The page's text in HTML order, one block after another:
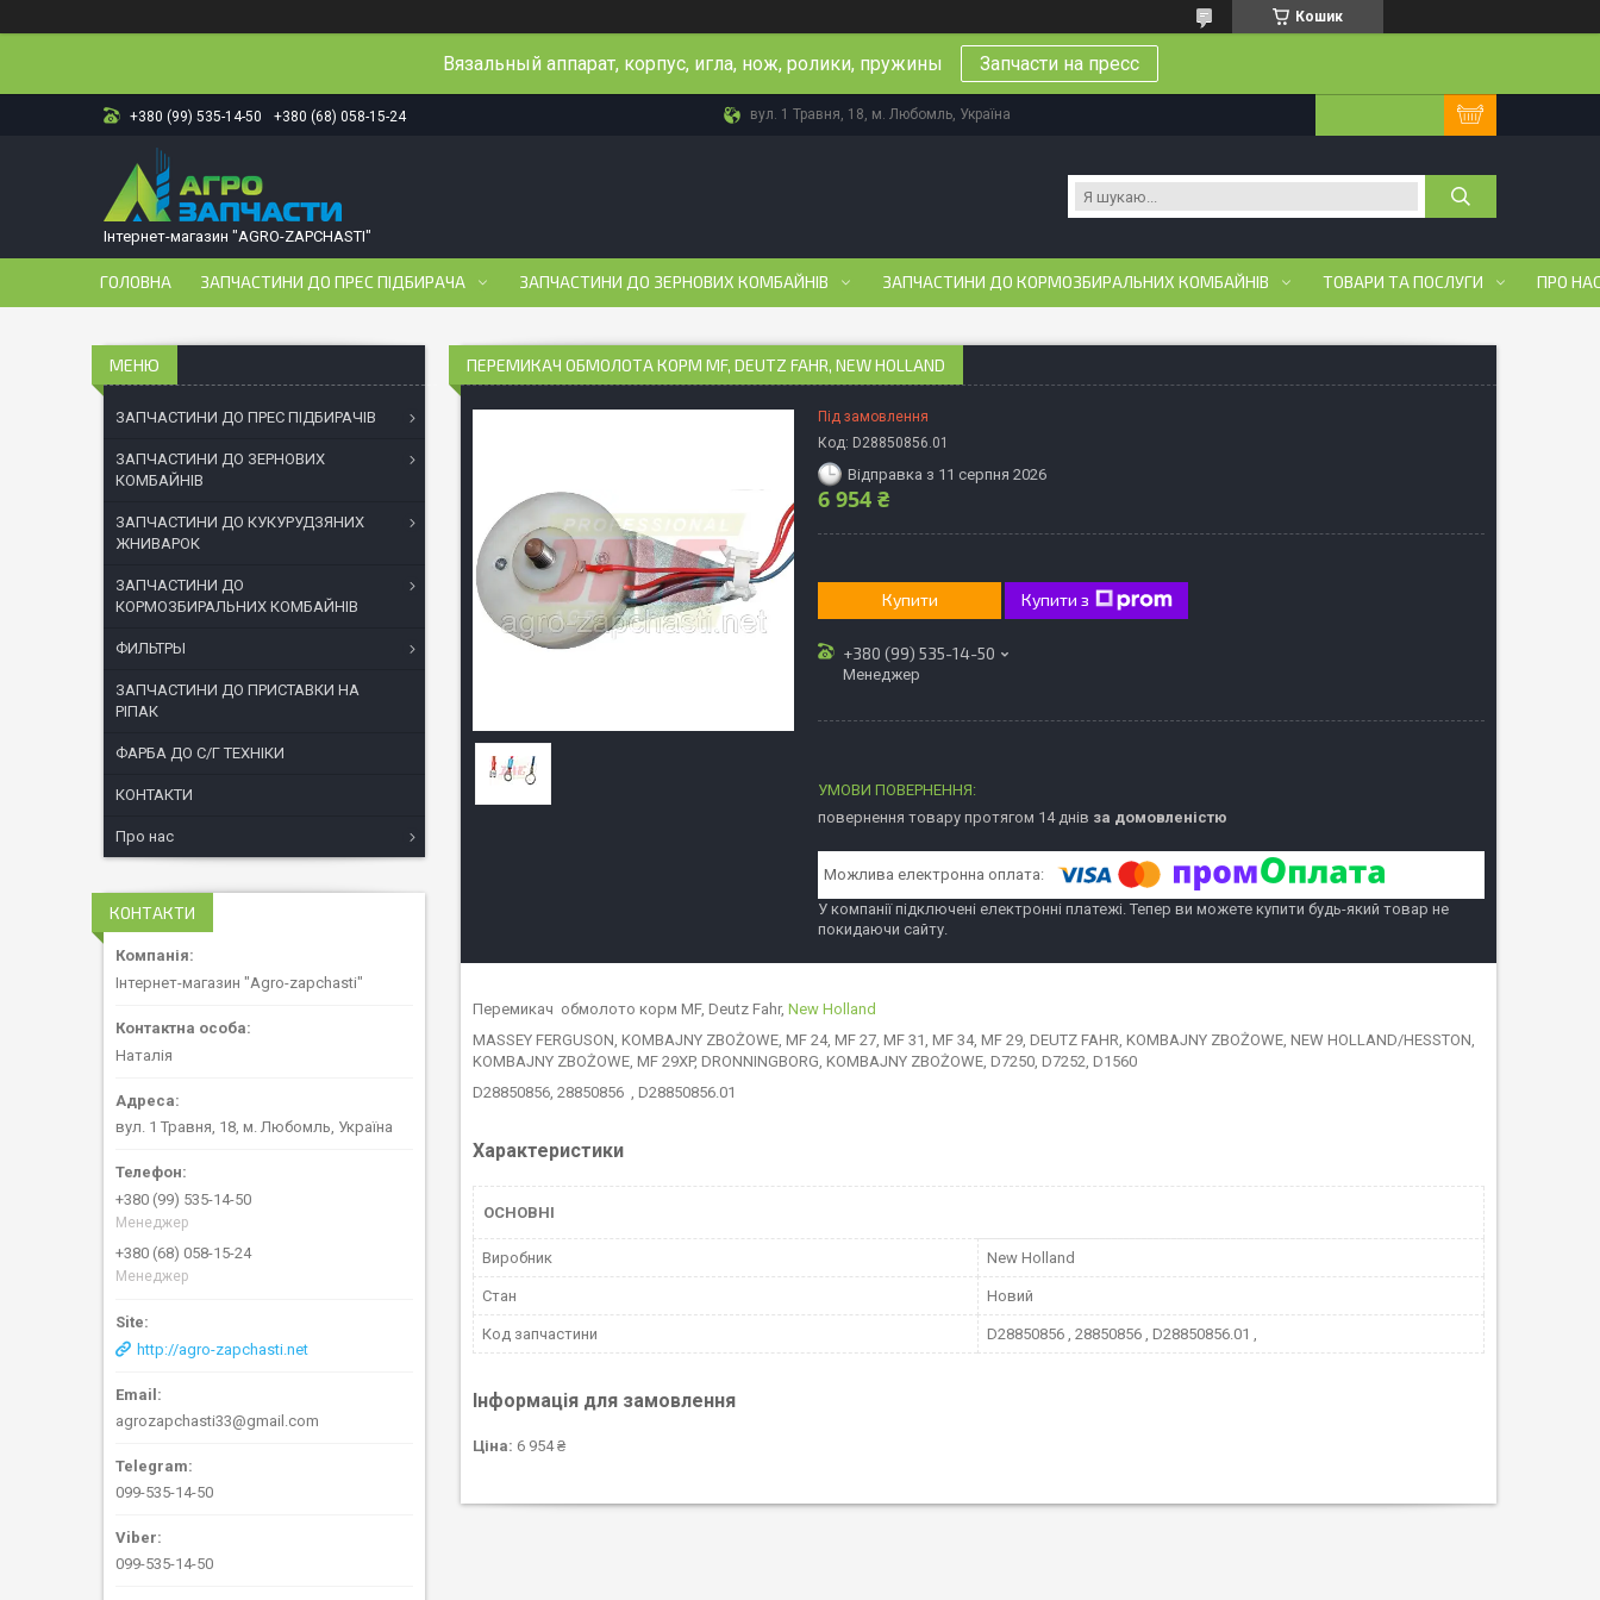
Кошик
Вязальный аппарат, корпус, игла, нож, ролики, пружины Запчасти на пресс
+380 (99) 535-14-50 +380 (68) 058-15-24 вул. 1 Травня, 18, м. Любомль, Україна
Інтернет-магазин "AGRO-ZAPCHASTI"
ГОЛОВНА ЗАПЧАСТИНИ ДО ПРЕС ПІДБИРАЧА ЗАПЧАСТИНИ ДО ЗЕРНОВИХ КОМБАЙНІВ ЗАПЧАСТИНИ ДО КОРМОЗБИРАЛЬНИХ КОМБАЙНІВ ТОВАРИ ТА ПОСЛУГИ ПРО
ПЕРЕМИКАЧ ОБМОЛОТА КОРМ MF, DEUTZ FAHR, NEW HOLLAND
Під замовлення
Код: D28850856.01
Відправка з 11 серпня 2026
6 954 ₴
Купити Купити з
+380 (99) 535-14-50
Менеджер
повернення товару протягом 14 днів за домовленістю
У компанії підключені електронні платежі. Тепер ви можете купити будь-який товар не
покидаючи сайту.
Перемикач обмолото корм MF, Deutz Fahr, New Holland
MASSEY FERGUSON, KOMBAJNY ZBOŻOWE, MF 24, MF 27, MF 31, MF 34, MF 29, DEUTZ FAHR, KOMBAJNY ZBOŻOWE, NEW HOLLAND/HESSTON,
KOMBAJNY ZBOŻOWE, MF 29XP, DRONNINGBORG, KOMBAJNY ZBOŻOWE, D7250, D7252, D1560
D28850856, 28850856 , D28850856.01
Характеристики
ОСНОВНІ
Виробник New Holland
Стан Новий
Код запчастини D28850856 , 28850856 , D28850856.01 ,
Інформація для замовлення
Ціна: 6 954 ₴
ЗАПЧАСТИНИ ДО ПРЕС ПІДБИРАЧІВ
ЗАПЧАСТИНИ ДО ЗЕРНОВИХ
КОМБАЙНІВ
ЗАПЧАСТИНИ ДО КУКУРУДЗЯНИХ
ЖНИВАРОК
ЗАПЧАСТИНИ ДО
КОРМОЗБИРАЛЬНИХ КОМБАЙНІВ
ФИЛЬТРЫ
ЗАПЧАСТИНИ ДО ПРИСТАВКИ НА
РІПАК
ФАРБА ДО С/Г ТЕХНІКИ
КОНТАКТИ
Про нас
КОНТАКТИ
Інтернет-магазин "Agro-zapchasti"
Наталія
вул. 1 Травня, 18, м. Любомль, Україна
+380 (99) 535-14-50
Менеджер
+380 (68) 058-15-24
Менеджер
http://agro-zapchasti.net
agrozapchasti33@gmail.com
099-535-14-50
099-535-14-50